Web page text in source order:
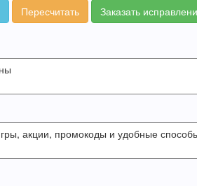
Пересчитать Заказать